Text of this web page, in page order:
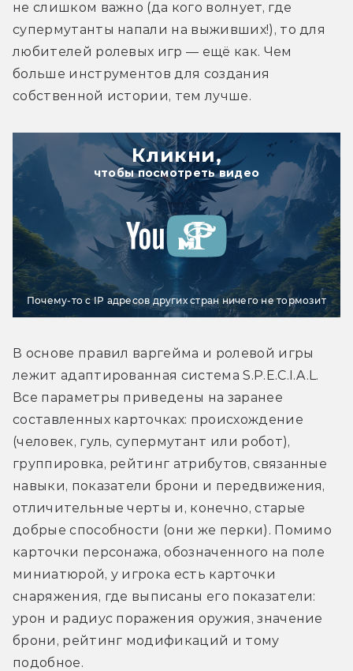
не слишком важно (да кого волнует, где
супермутанты напали на выживших!), то для
любителей ролевых игр — ещё как. Чем
больше инструментов для создания
собственной истории, тем лучше.
Кликни,
чтобы посмотреть видео
Почему-то с IP адресов других стран ничего не тормозит
В основе правил варгейма и ролевой игры
лежит адаптированная система S.P.E.C.I.A.L.
Все параметры приведены на заранее
составленных карточках: происхождение
(человек, гуль, супермутант или робот),
группировка, рейтинг атрибутов, связанные
навыки, показатели брони и передвижения,
отличительные черты и, конечно, старые
добрые способности (они же перки). Помимо
карточки персонажа, обозначенного на поле
миниатюрой, у игрока есть карточки
снаряжения, где выписаны его показатели:
урон и радиус поражения оружия, значение
брони, рейтинг модификаций и тому
подобное.